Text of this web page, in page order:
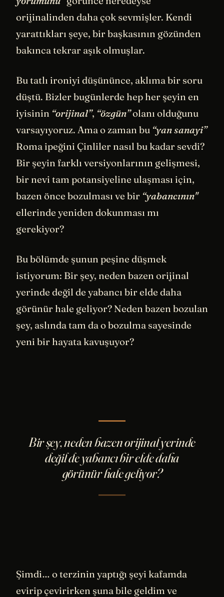
orijinalinden daha çok sevmişler. Kendi
yarattıkları şeye, bir başkasının gözünden
bakınca tekrar aşık olmuşlar.
Bu tatlı ironiyi düşününce, aklıma bir soru
düştü. Bizler bugünlerde hep her şeyin en
iyisinin “orijinal”, “özgün”olanı olduğunu
varsayıyoruz. Ama o zaman bu “yan sanayi”
Roma ipeğini Çinliler nasıl bu kadar sevdi?
Bir şeyin farklı versiyonlarının gelişmesi,
bir nevi tam potansiyeline ulaşması için,
bazen önce bozulması ve bir “yabancının"
ellerinde yeniden dokunması mı
gerekiyor?
Bu bölümde şunun peşine düşmek
istiyorum: Bir şey, neden bazen orijinal
yerinde değil de yabancı bir elde daha
görünür hale geliyor? Neden bazen bozulan
şey, aslında tam da o bozulma sayesinde
yeni bir hayata kavuşuyor?
Bir şey, neden bazen orijinal yerinde
değil de yabancı bir elde daha
görünür hale geliyor?
Şimdi… o terzinin yaptığı şeyi kafamda
evirip çevirirken şuna bile geldim ve